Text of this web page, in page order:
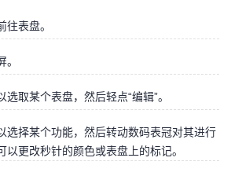
往表盘。
选取某个表盘，然后轻点“编辑”。
选择某个功能，然后转动数码表冠对其进行
以更改秒针的颜色或表盘上的标记。